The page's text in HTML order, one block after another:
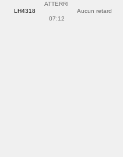
LH4318
ATTERRI
07:12
Aucun retard